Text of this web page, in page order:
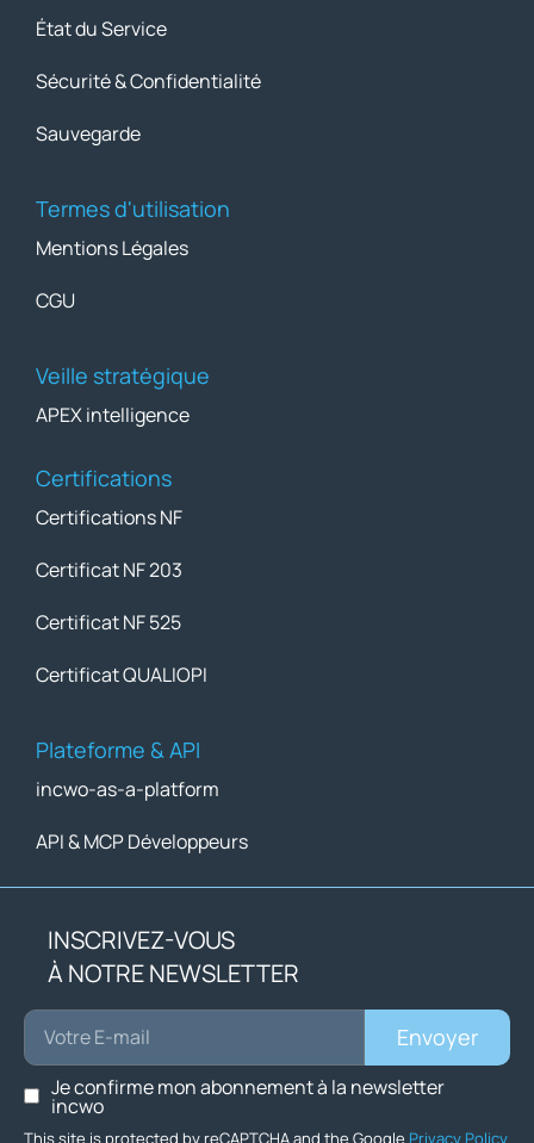
État du Service
Sécurité & Confidentialité
Sauvegarde
Termes d'utilisation
Mentions Légales
CGU
Veille stratégique
APEX intelligence
Certifications
Certifications NF
Certificat NF 203
Certificat NF 525
Certificat QUALIOPI
Plateforme & API
incwo-as-a-platform
API & MCP Développeurs
INSCRIVEZ-VOUS
À NOTRE NEWSLETTER
This site is protected by reCAPTCHA and the Google Privacy Policy
Je confirme mon abonnement à la newsletter
incwo
Envoyer